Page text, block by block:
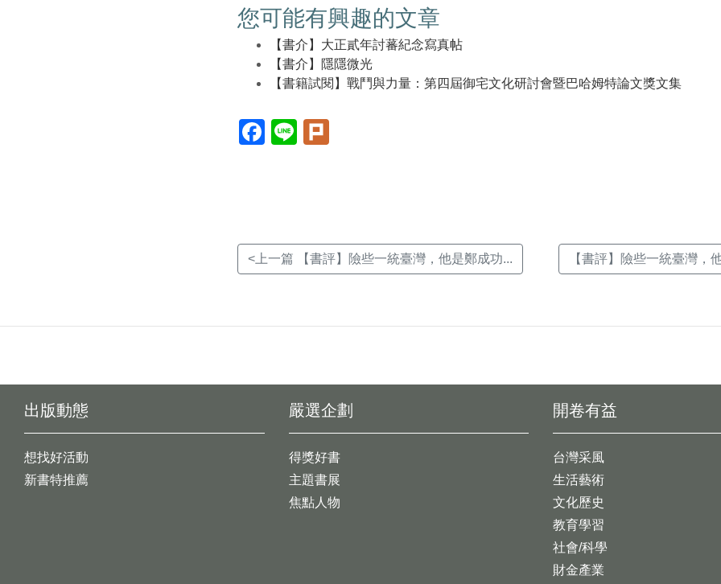
您可能有興趣的文章
【書介】大正貳年討蕃紀念寫真帖
【書介】隱隱微光
【書籍試閱】戰鬥與力量：第四屆御宅文化研討會暨巴哈姆特論文獎文集
Facebook(另
開
Line(另
開
<上一篇 【書評】險些一統臺灣，他是鄭成功... 【書評】險些一統臺灣，
出版動態
想找好活動
新書特推薦
開卷有益
台灣采風
生活藝術
文化歷史
教育學習
社會/科學
財金產業
嚴選企劃
得獎好書
主題書展
焦點人物